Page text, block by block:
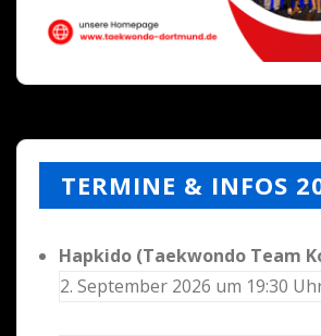
TERMINE & INFOS
Hapkido (Taekwondo Team
2. September 2026 um 19:30